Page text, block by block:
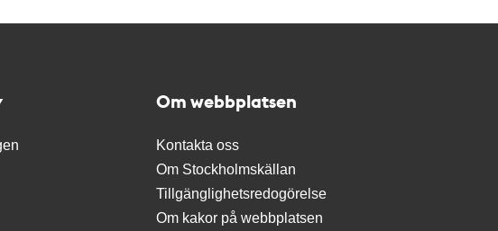
Om webbplatsen
Kontakta oss
Om Stockholmskällan
Tillgänglighetsredogörelse
Om kakor på webbplatsen